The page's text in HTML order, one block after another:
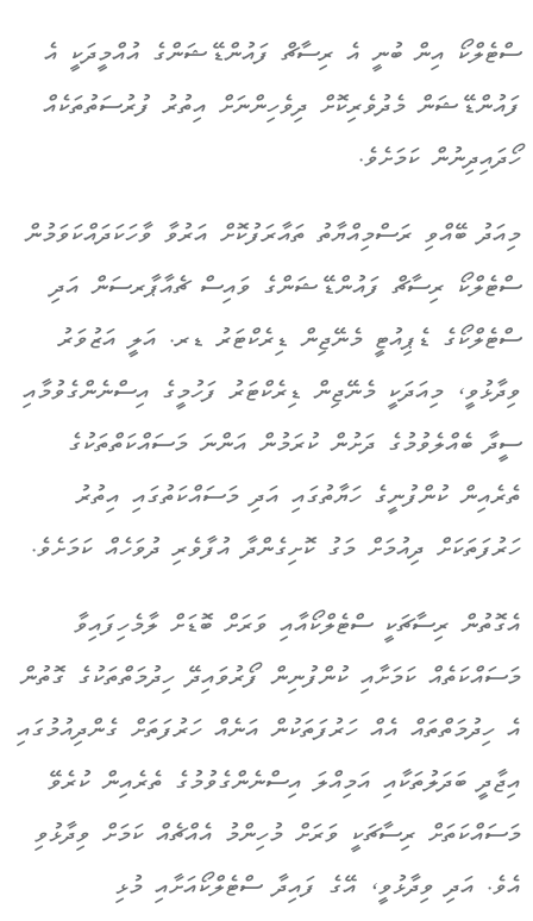
ސްޓެލްކޯ އިން ބުނީ އެ ރިސާޗް ފައުންޑޭޝަންގެ އުއްމީދަކީ އެ
ފައުންޑޭޝަން މެދުވެރިކޮށް ދިވެހިންނަށް އިތުރު ފުރުސަތުތަކެއް
ހޯދައިދިނުން ކަމަށެވެ.
މިއަދު ބޭއްވި ރަސްމިއްޔާތު ތައާރަފުކޮށް އަރުވާ ވާހަކަދައްކަވަމުން
ސްޓެލްކޯ ރިސާޗް ފައުންޑޭޝަންގެ ވައިސް ޗެއާޕާރސަން އަދި
ސްޓެލްކޯގެ ޑެޕިއުޓީ މެނޭޖިން ޑިރެކްޓަރު ޑރ. އަލީ އަޒުވަރު
ވިދާޅުވީ، މިއަދަކީ މެނޭޖިން ޑިރެކްޓަރު ފަހުމީގެ އިސްނެންގެވުމާއި
ސީދާ ބެއްލެވުމުގެ ދަށުން ކުރަމުން އަންނަ މަސައްކަތްތަކުގެ
ތެރެއިން ކުންފުނީގެ ހަޔާތުގައި އަދި މަސައްކަތުގައި އިތުރު
ހަރުފަތަކަށް ދިއުމަށް މަގު ކޮށިގެންދާ އުފާވެރި ދުވަހެއް ކަމަށެވެ.
އެގޮތުން ރިސާޗަކީ ސްޓެލްކޯއާއި ވަރަށް ބޮޑަށް ލާމެހިފައިވާ
މަސައްކަތެއް ކަމަށާއި ކުންފުނިން ފޯރުވައިދޭ ހިދުމަތްތަކުގެ ގޮތުން
އެ ހިދުމަތްތައް އެއް ހަރުފަތަކުން އަނެއް ހަރުފަތަށް ގެންދިއުމުގައި
އިޖާދީ ބަދަލުތަކާއި އަމިއްލަ އިސްނެންގެވުމުގެ ތެރެއިން ކުރެވޭ
މަސައްކަތަށް ރިސާޗަކީ ވަރަށް މުހިންމު އެއްޗެއް ކަމަށް ވިދާޅުވި
އެވެ. އަދި ވިދާޅުވީ، އޭގެ ފައިދާ ސްޓެލްކޯއަށާއި މުޅި